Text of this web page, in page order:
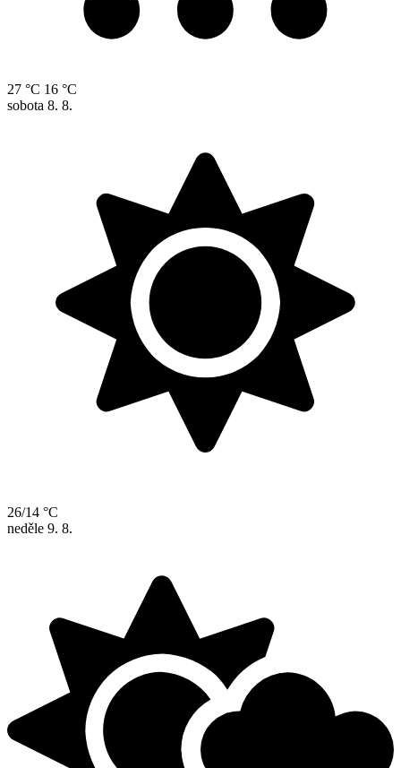
27 °C 16 °C
sobota 8. 8.
26/14 °C
neděle 9. 8.